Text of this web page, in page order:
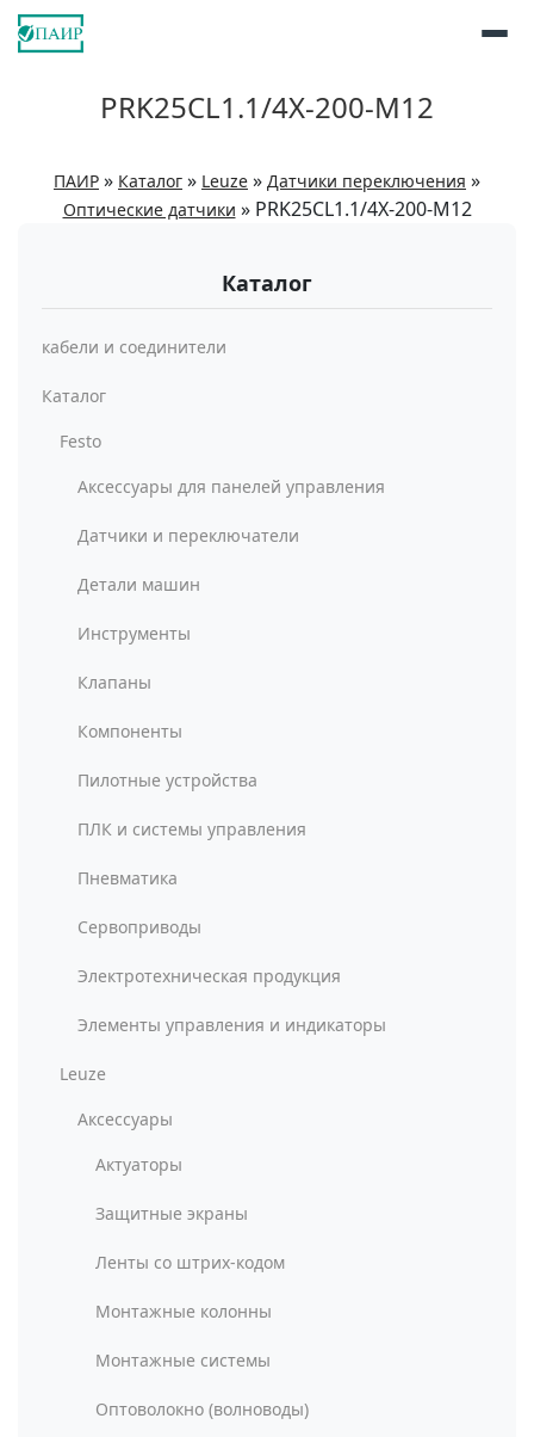
PRK25CL1.1/4X-200-M12
ПАИР » Каталог » Leuze » Датчики переключения »
Оптические датчики » PRK25CL1.1/4X-200-M12
Каталог
кабели и соединители
Каталог
Festo
Аксессуары для панелей управления
Датчики и переключатели
Детали машин
Инструменты
Клапаны
Компоненты
Пилотные устройства
ПЛК и системы управления
Пневматика
Сервоприводы
Электротехническая продукция
Элементы управления и индикаторы
Leuze
Аксессуары
Актуаторы
Защитные экраны
Ленты со штрих-кодом
Монтажные колонны
Монтажные системы
Оптоволокно (волноводы)